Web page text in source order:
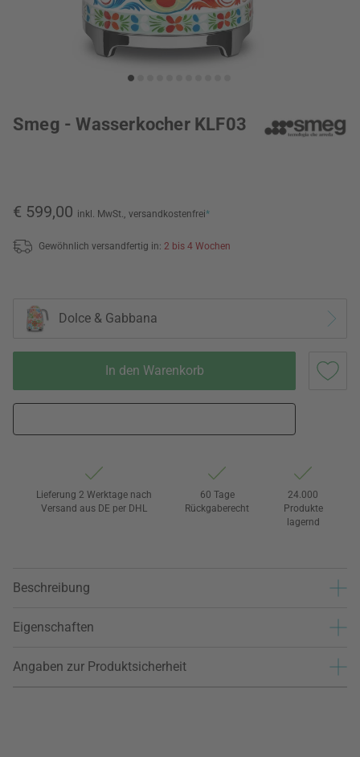
Smeg - Wasserkocher KLF03
€ 599,00 inkl. MwSt., versandkostenfrei*
Gewöhnlich versandfertig in: 2 bis 4 Wochen
Dolce & Gabbana
In den Warenkorb
Lieferung 2 Werktage nach
Versand aus DE per DHL
60 Tage
Rückgaberecht
24.000
Produkte
lagernd
Beschreibung
Eigenschaften
Angaben zur Produktsicherheit